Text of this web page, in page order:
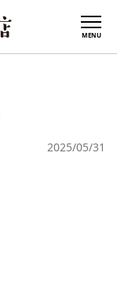
MENU
2025/05/31